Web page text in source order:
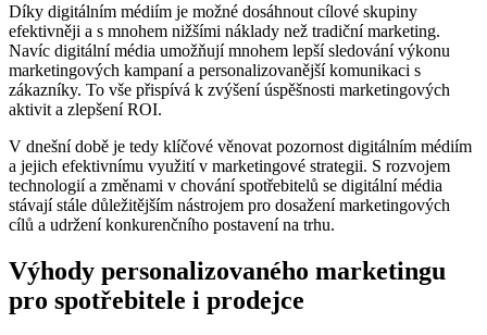
Díky digitálním médiím ⁤je možné dosáhnout cílové skupiny
efektivněji ​a s mnohem nižšími ⁢náklady než⁢ tradiční marketing.
Navíc digitální média umožňují mnohem lepší sledování výkonu
⁣marketingových kampaní a ⁤personalizovanější komunikaci s
zákazníky. To vše⁣ přispívá k zvýšení‌ úspěšnosti marketingových
aktivit a zlepšení ROI.
V dnešní⁤ době je tedy klíčové věnovat pozornost digitálním médiím
a⁢ jejich efektivnímu využití ⁢v⁣ marketingové strategii.​ S rozvojem
technologií a⁢ změnami v chování‍ spotřebitelů se ​digitální ⁣média
stávají stále ‌důležitějším nástrojem pro dosažení marketingových
cílů‍ a udržení konkurenčního postavení ‌na trhu.
Výhody personalizovaného marketingu‌
pro spotřebitele⁢ i prodejce